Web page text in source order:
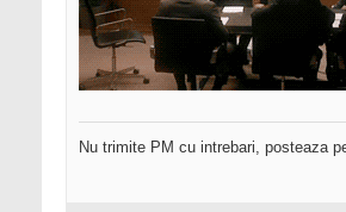
Nu trimite PM cu intrebari, posteaza